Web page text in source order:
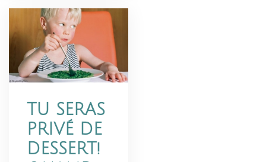
TU SERAS
PRIVÉ DE
DESSERT!